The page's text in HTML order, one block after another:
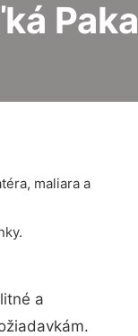
Paka
maliara a
a